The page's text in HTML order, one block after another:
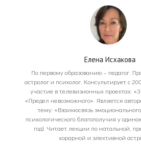
Елена Исхакова
По первому образованию – педагог.
астролог и психолог. Консультирует с
участие в телевизионных проектах:
«Предел невозможного». Является
тему: «Взаимосвязь
психологического благополучия у
год). Читает лекции по натальной,
хорарной и элективной